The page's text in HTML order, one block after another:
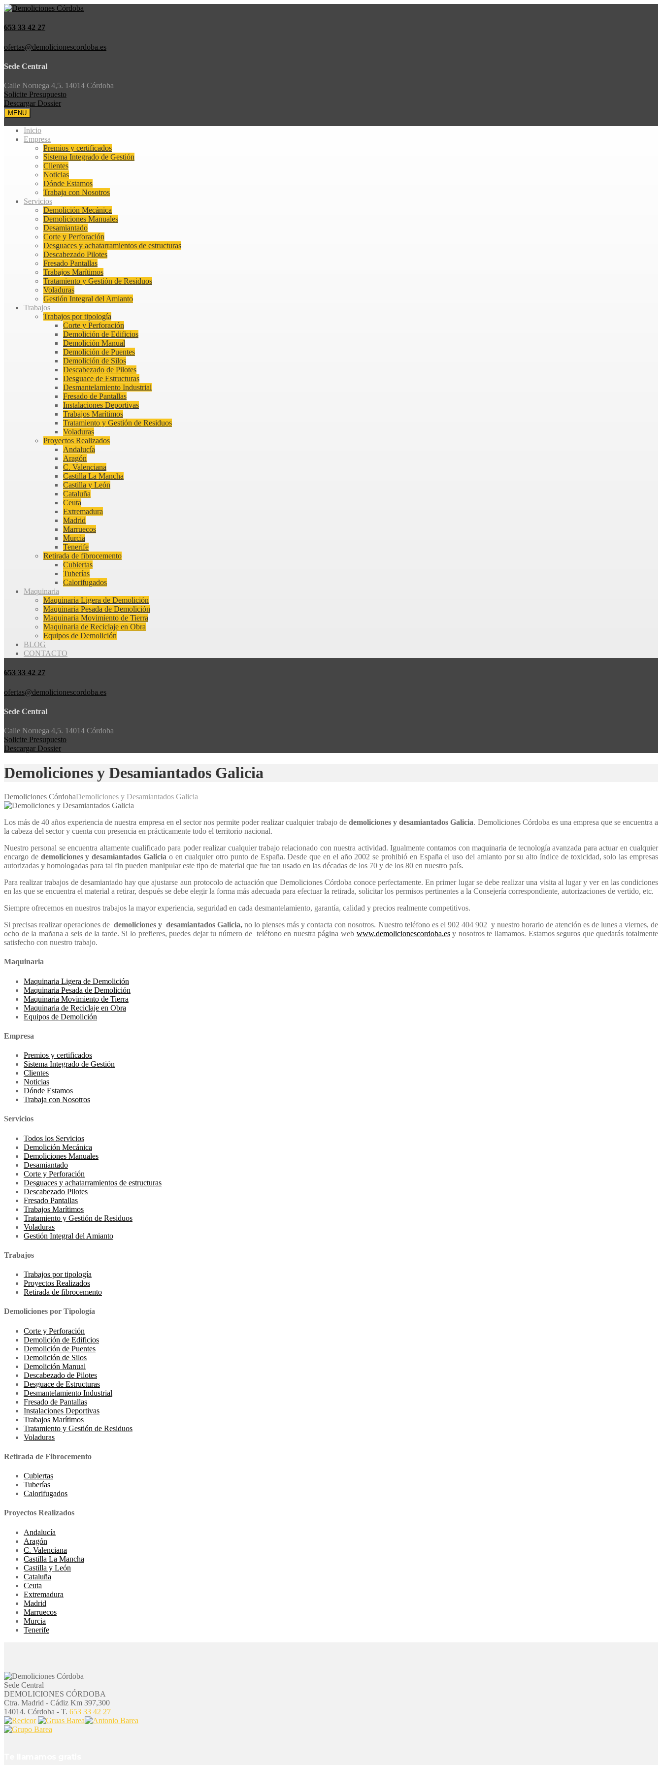
653 33 42 27
ofertas@demolicionescordoba.es
Sede Central
Calle Noruega 4,5. 14014 Córdoba
Solicite Presupuesto
Descargar Dossier
MENU
Inicio
Empresa
Premios y certificados
Sistema Integrado de Gestión
Clientes
Noticias
Dónde Estamos
Trabaja con Nosotros
Servicios
Demolición Mecánica
Demoliciones Manuales
Desamiantado
Corte y Perforación
Desguaces y achatarramientos de estructuras
Descabezado Pilotes
Fresado Pantallas
Trabajos Marítimos
Tratamiento y Gestión de Residuos
Voladuras
Gestión Integral del Amianto
Trabajos
Trabajos por tipología
Corte y Perforación
Demolición de Edificios
Demolición Manual
Demolición de Puentes
Demolición de Silos
Descabezado de Pilotes
Desguace de Estructuras
Desmantelamiento Industrial
Fresado de Pantallas
Instalaciones Deportivas
Trabajos Marítimos
Tratamiento y Gestión de Residuos
Voladuras
Proyectos Realizados
Andalucía
Aragón
C. Valenciana
Castilla La Mancha
Castilla y León
Cataluña
Ceuta
Extremadura
Madrid
Marruecos
Murcia
Tenerife
Retirada de fibrocemento
Cubiertas
Tuberías
Calorifugados
Maquinaria
Maquinaria Ligera de Demolición
Maquinaria Pesada de Demolición
Maquinaria Movimiento de Tierra
Maquinaria de Reciclaje en Obra
Equipos de Demolición
BLOG
CONTACTO
653 33 42 27
ofertas@demolicionescordoba.es
Sede Central
Calle Noruega 4,5. 14014 Córdoba
Solicite Presupuesto
Descargar Dossier
Demoliciones y Desamiantados Galicia
Demoliciones CórdobaDemoliciones y Desamiantados Galicia
Los más de 40 años experiencia de nuestra empresa en el sector nos permite poder realizar cualquier trabajo dedemoliciones y desamiantados Galicia. Demoliciones Córdoba es una empresa que se encuentra a
la cabeza del sector y cuenta con presencia en prácticamente todo el territorio nacional.
Nuestro personal se encuentra altamente cualificado para poder realizar cualquier trabajo relacionado con nuestra actividad. Igualmente contamos con maquinaria de tecnología avanzada para actuar en cualquier
encargo de demoliciones y desamiantados Galicia o en cualquier otro punto de España. Desde que en el año 2002 se prohibió en España el uso del amianto por su alto índice de toxicidad, solo las empresas
autorizadas y homologadas para tal fin pueden manipular este tipo de material que fue tan usado en las décadas de los 70 y de los 80 en nuestro país.
Para realizar trabajos de desamiantado hay que ajustarse aun protocolo de actuación que Demoliciones Córdoba conoce perfectamente. En primer lugar se debe realizar una visita al lugar y ver en las condiciones
en las que se encuentra el material a retirar, después se debe elegir la forma más adecuada para efectuar la retirada, solicitar los permisos pertinentes a la Consejería correspondiente, autorizaciones de vertido, etc.
Siempre ofrecemos en nuestros trabajos la mayor experiencia, seguridad en cada desmantelamiento, garantía, calidad y precios realmente competitivos.
Si precisas realizar operaciones dedemoliciones y desamiantados Galicia, no lo pienses más y contacta con nosotros. Nuestro teléfono es el 902 404 902 y nuestro horario de atención es de lunes a viernes, de
ocho de la mañana a seis de la tarde. Si lo prefieres, puedes dejar tu número de teléfono en nuestra página web www.demolicionescordoba.esy nosotros te llamamos. Estamos seguros que quedarás totalmente
satisfecho con nuestro trabajo.
Maquinaria
Maquinaria Ligera de Demolición
Maquinaria Pesada de Demolición
Maquinaria Movimiento de Tierra
Maquinaria de Reciclaje en Obra
Equipos de Demolición
Empresa
Premios y certificados
Sistema Integrado de Gestión
Clientes
Noticias
Dónde Estamos
Trabaja con Nosotros
Servicios
Todos los Servicios
Demolición Mecánica
Demoliciones Manuales
Desamiantado
Corte y Perforación
Desguaces y achatarramientos de estructuras
Descabezado Pilotes
Fresado Pantallas
Trabajos Marítimos
Tratamiento y Gestión de Residuos
Voladuras
Gestión Integral del Amianto
Trabajos
Trabajos por tipología
Proyectos Realizados
Retirada de fibrocemento
Demoliciones por Tipología
Corte y Perforación
Demolición de Edificios
Demolición de Puentes
Demolición de Silos
Demolición Manual
Descabezado de Pilotes
Desguace de Estructuras
Desmantelamiento Industrial
Fresado de Pantallas
Instalaciones Deportivas
Trabajos Marítimos
Tratamiento y Gestión de Residuos
Voladuras
Retirada de Fibrocemento
Cubiertas
Tuberías
Calorifugados
Proyectos Realizados
Andalucía
Aragón
C. Valenciana
Castilla La Mancha
Castilla y León
Cataluña
Ceuta
Extremadura
Madrid
Marruecos
Murcia
Tenerife
Sede Central
DEMOLICIONES CÓRDOBA
Ctra. Madrid - Cádiz Km 397,300
14014. Córdoba - T. 653 33 42 27